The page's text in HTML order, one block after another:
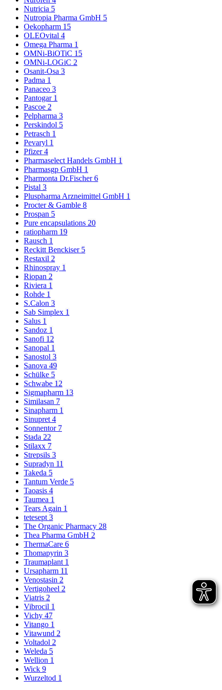
Nutricia 5
Nutropia Pharma GmbH 5
Oekopharm 15
OLEOvital 4
Omega Pharma 1
OMNi-BiOTiC 15
OMNi-LOGiC 2
Osanit-Osa 3
Padma 1
Panaceo 3
Pantogar 1
Pascoe 2
Pelpharma 3
Perskindol 5
Petrasch 1
Pevaryl 1
Pfizer4
Pharmaselect Handels GmbH 1
Pharmasgp GmbH 1
Pharmonta Dr.Fischer6
Pistal 3
Pluspharma Arzneimittel GmbH 1
Procter & Gamble 8
Prospan 5
Pure encapsulations 20
ratiopharm 19
Rausch 1
Reckitt Benckiser 5
Restaxil 2
Rhinospray 1
Riopan 2
Riviera 1
Rohde 1
S.Calon 3
Sab Simplex 1
Salus 1
Sandoz 1
Sanofi 12
Sanopal 1
Sanostol 3
Sanova 49
Schülke 5
Schwabe 12
Sigmapharm 13
Similasan 7
Sinapharm 1
Sinupret4
Sonnentor 7
Stada 22
Stilaxx 7
Strepsils 3
Supradyn 11
Takeda 5
Tantum Verde 5
Taoasis 4
Taumea 1
Tears Again 1
tetesept3
The Organic Pharmacy 28
Thea Pharma GmbH 2
ThermaCare 6
Thomapyrin 3
Traumaplant 1
Ursapharm 11
Venostasin 2
Vertigoheel 2
Viatris 2
Vibrocil 1
Vichy 47
Vitango 1
Vitawund 2
Voltadol 2
Weleda 5
Wellion 1
Wick 9
Wurzeltod 1